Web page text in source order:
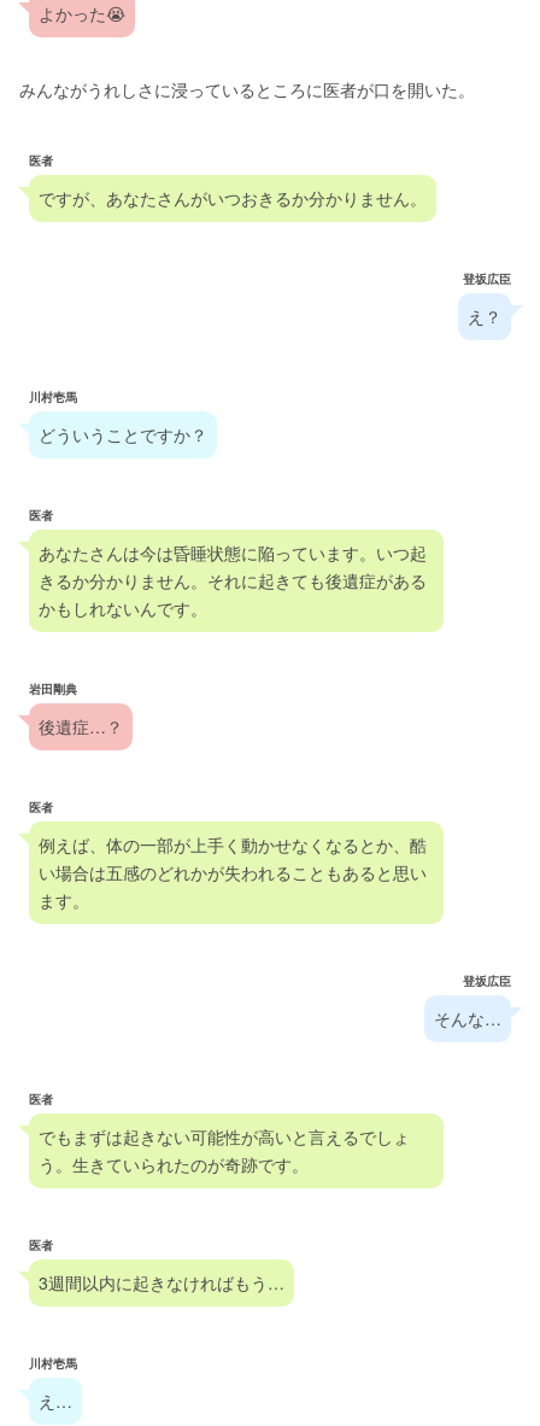
よかった😭
みんながうれしさに浸っているところに医者が口を開いた。
医者
ですが、あなたさんがいつおきるか分かりません。
登坂広臣
え？
川村壱馬
どういうことですか？
医者
あなたさんは今は昏睡状態に陥っています。いつ起
きるか分かりません。それに起きても後遺症がある
かもしれないんです。
岩田剛典
後遺症…？
医者
例えば、体の一部が上手く動かせなくなるとか、酷
い場合は五感のどれかが失われることもあると思い
ます。
登坂広臣
そんな…
医者
でもまずは起きない可能性が高いと言えるでしょ
う。生きていられたのが奇跡です。
医者
3週間以内に起きなければもう…
川村壱馬
え…